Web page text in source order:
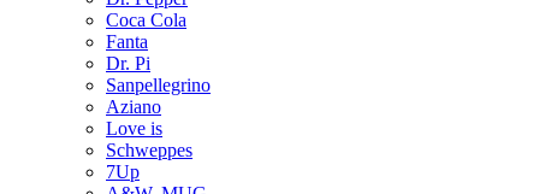
Coca Cola
Fanta
Dr. Pi
Sanpellegrino
Aziano
Love is
Schweppes
7Up